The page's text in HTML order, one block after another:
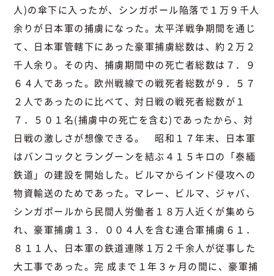
人)の傘下に入ったが、シンガポール陥落で１万９千人
余りが日本軍の捕虜になった。太平洋戦争期間を通じ
て、日本軍管轄下にあった豪軍捕虜総数は、約２万２
千人余り。その内、捕虜期間中の死亡者総数は７．９
６４人であった。欧州戦線での戦死者総数が９．５７
２人であったのに比べて、対日戦の戦死者総数が１
７．５０１名(捕虜中の死亡を含む)であったから、対
日戦の激しさが想像できる。 昭和１７年末、日本軍
はバンコックとラングーンを結ぶ４１５キロの「泰緬
鉄道」の建設を開始した。ビルマからインド侵攻への
物資輸送のためであった。マレー、ビルマ、ジャバ、
シンガポールから民間人労働者１８万人近くが集めら
れ、豪軍捕虜１３．００４人を含む連合軍捕虜６１．
８１１人、日本軍の鉄道連隊１万２千余人が従事した
大工事であった。完 成まで１年３ヶ月の間に、豪軍捕